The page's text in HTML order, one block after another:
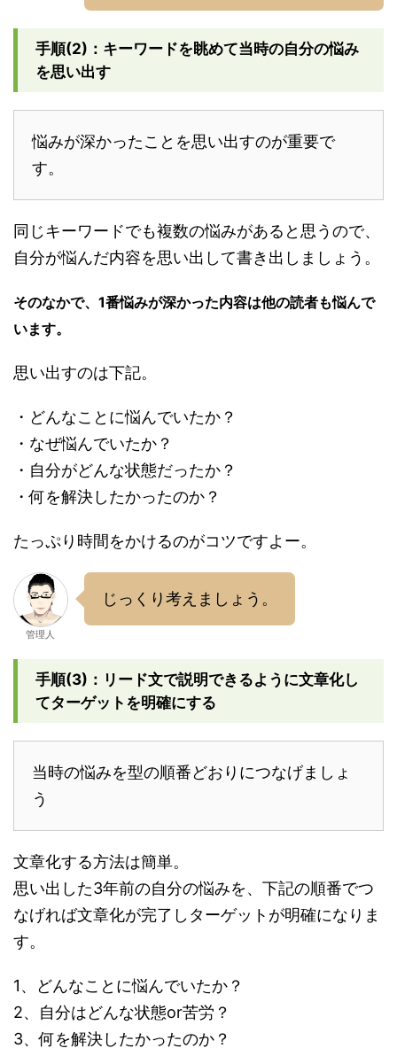
手順(2)：キーワードを眺めて当時の自分の悩み
を思い出す
悩みが深かったことを思い出すのが重要で
す。
同じキーワードでも複数の悩みがあると思うので、
自分が悩んだ内容を思い出して書き出しましょう。
そのなかで、1番悩みが深かった内容は他の読者も悩んで
います。
思い出すのは下記。
・どんなことに悩んでいたか？
・なぜ悩んでいたか？
・自分がどんな状態だったか？
・何を解決したかったのか？
たっぷり時間をかけるのがコツですよー。
管理人
じっくり考えましょう。
手順(3)：リード文で説明できるように文章化し
てターゲットを明確にする
当時の悩みを型の順番どおりにつなげましょ
う
文章化する方法は簡単。
思い出した3年前の自分の悩みを、下記の順番でつ
なげれば文章化が完了しターゲットが明確になりま
す。
1、どんなことに悩んでいたか？
2、自分はどんな状態or苦労？
3、何を解決したかったのか？